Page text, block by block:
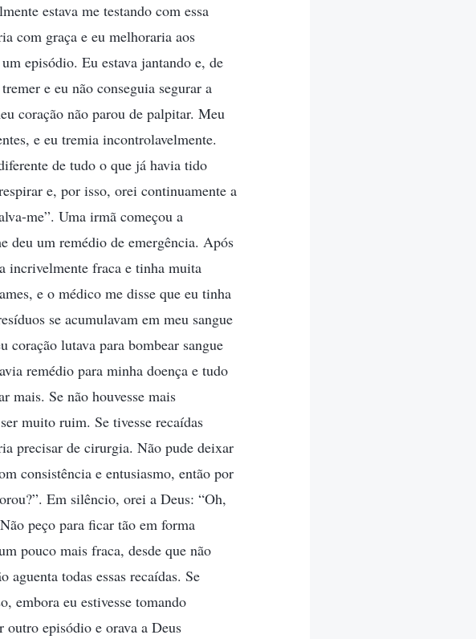
estava me testando com essa
com graça e eu melhoraria aos
episódio. Eu estava jantando e, de
e eu não conseguia segurar a
coração não parou de palpitar. Meu
e eu tremia incontrolavelmente.
de tudo o que já havia tido
e, por isso, orei continuamente a
me”. Uma irmã começou a
deu um remédio de emergência. Após
incrivelmente fraca e tinha muita
e o médico me disse que eu tinha
se acumulavam em meu sangue
coração lutava para bombear sangue
remédio para minha doença e tudo
mais. Se não houvesse mais
muito ruim. Se tivesse recaídas
precisar de cirurgia. Não pude deixar
consistência e entusiasmo, então por
Em silêncio, orei a Deus: “Oh,
peço para ficar tão em forma
pouco mais fraca, desde que não
todas essas recaídas. Se
embora eu estivesse tomando
outro episódio e orava a Deus